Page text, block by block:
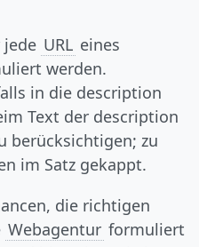
URL eines
werden.
in die description
Text der description
berücksichtigen; zu
im Satz gekappt.
die richtigen
Webagentur formuliert